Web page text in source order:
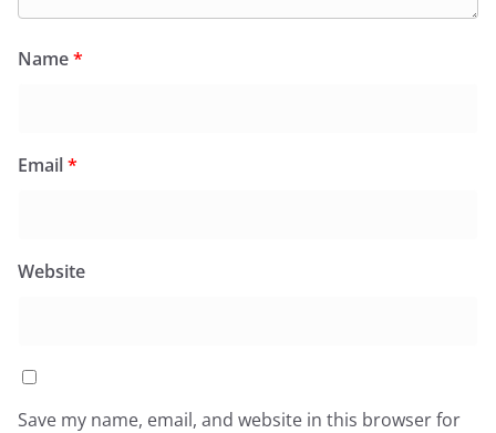
Name*
Email*
Website
Save my name, email, and website in this browser for